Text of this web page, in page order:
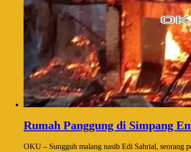
Rumah Panggung di Simpang
OKU – Sungguh malang nasib Edi Sahrial, seorang